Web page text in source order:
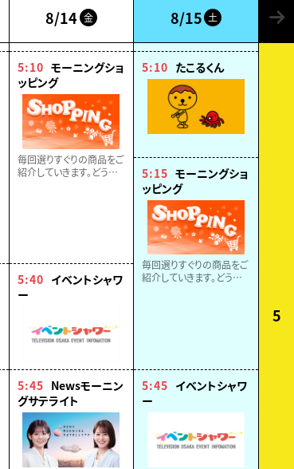
8/14 金 8/15 土
5:10 モーニングショ
ッピング
毎回選りすぐりの商品をご
紹介していきます。どうぞ
5:40 イベントシャワ
ー
5:45 Newsモーニン
グサテライト
5
5:10 たこるくん
5:15 モーニングショ
ッピング
毎回選りすぐりの商品をご
紹介していきます。どうぞ
5:45 イベントシャワ
ー